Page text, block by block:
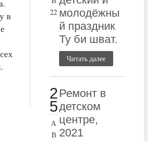
в
22 молодёжны
й праздник
Ту би шват.
Читать далее
2
5
А
В
Ремонт в
детском
центре,
2021